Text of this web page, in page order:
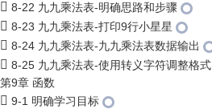
8-22 九九乘法表-明确思路和步骤
8-23 九九乘法表-打印9行小星星
8-24 九九乘法表-九九乘法表数据输出
8-25 九九乘法表-使用转义字符调整格式
第9章 函数
9-1 明确学习目标